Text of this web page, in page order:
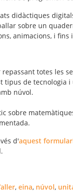
didàctiques
sobre un
animacions, i
totes les
tipus de tecnologia
núvol.
sobre
d'aquest
, eina, núvol,